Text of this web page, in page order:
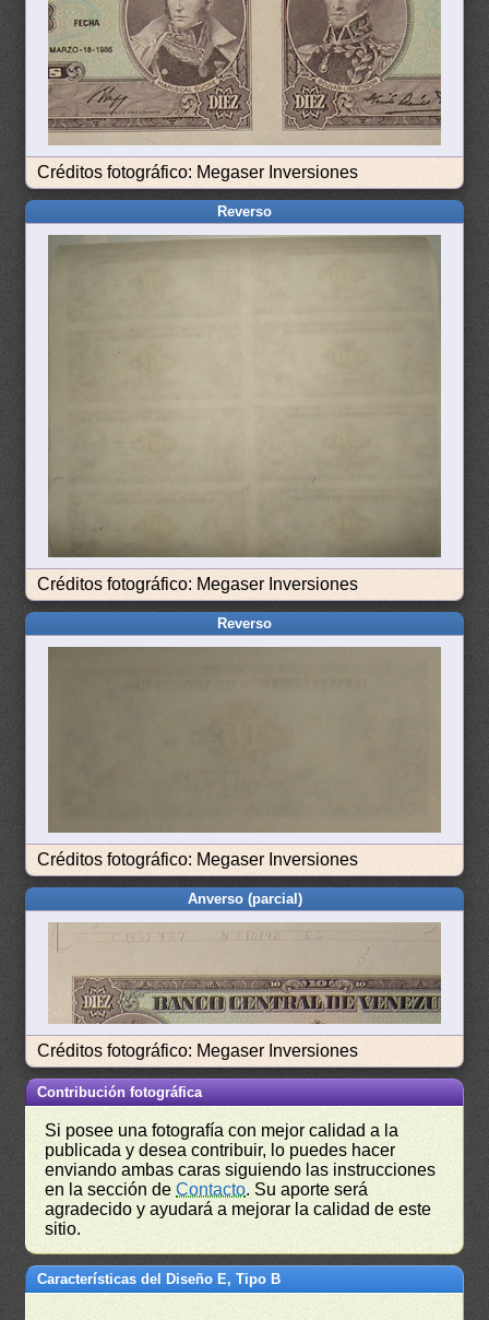
Créditos fotográfico: Megaser Inversiones
Reverso
Créditos fotográfico: Megaser Inversiones
Reverso
Créditos fotográfico: Megaser Inversiones
Anverso (parcial)
Créditos fotográfico: Megaser Inversiones
Contribución fotográfica
Si posee una fotografía con mejor calidad a la
publicada y desea contribuir, lo puedes hacer
enviando ambas caras siguiendo las instrucciones
en la sección deContacto. Su aporte será
agradecido y ayudará a mejorar la calidad de este
sitio.
Características del Diseño E, Tipo B